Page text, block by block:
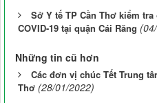
Sở Y tế TP Cần Thơ kiểm
COVID-19 tại quận Cái Răng
Những tin cũ hơn
Các đơn vị chúc Tết Trung
Thơ (28/01/2022)